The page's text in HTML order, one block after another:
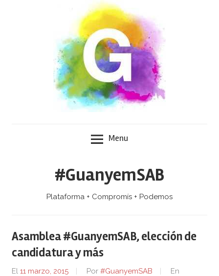
Menu
#GuanyemSAB
Plataforma + Compromís + Podemos
Asamblea #GuanyemSAB, elección de
candidatura y más
El 11 marzo, 2015 Por #GuanyemSAB
En